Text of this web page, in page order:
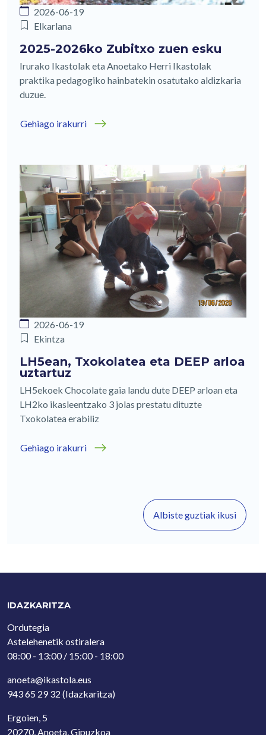
2026-06-19
Elkarlana
2025-2026ko Zubitxo zuen esku
Irurako Ikastolak eta Anoetako Herri Ikastolak
praktika pedagogiko hainbatekin osatutako aldizkaria
duzue.
Gehiago irakurri
2026-06-19
Ekintza
LH5ean, Txokolatea eta DEEP arloa
uztartuz
LH5ekoek Chocolate gaia landu dute DEEP arloan eta
LH2ko ikasleentzako 3 jolas prestatu dituzte
Txokolatea erabiliz
Gehiago irakurri
Albiste guztiak ikusi
IDAZKARITZA
Ordutegia
Astelehenetik ostiralera
08:00 - 13:00 / 15:00 - 18:00
anoeta@ikastola.eus
943 65 29 32 (Idazkaritza)
Ergoien, 5
20270, Anoeta, Gipuzkoa